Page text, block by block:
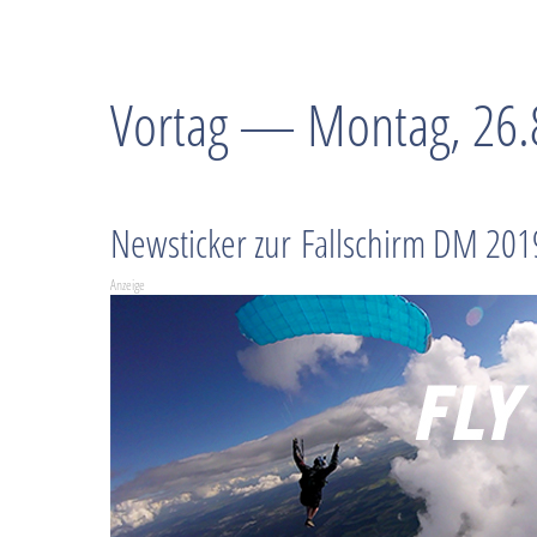
Vortag — Montag,
Newsticker zur Fallschirm DM
Anzeige